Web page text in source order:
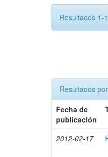
Resultados 1-
Resultados
Fecha de
publicación
2012-02-17